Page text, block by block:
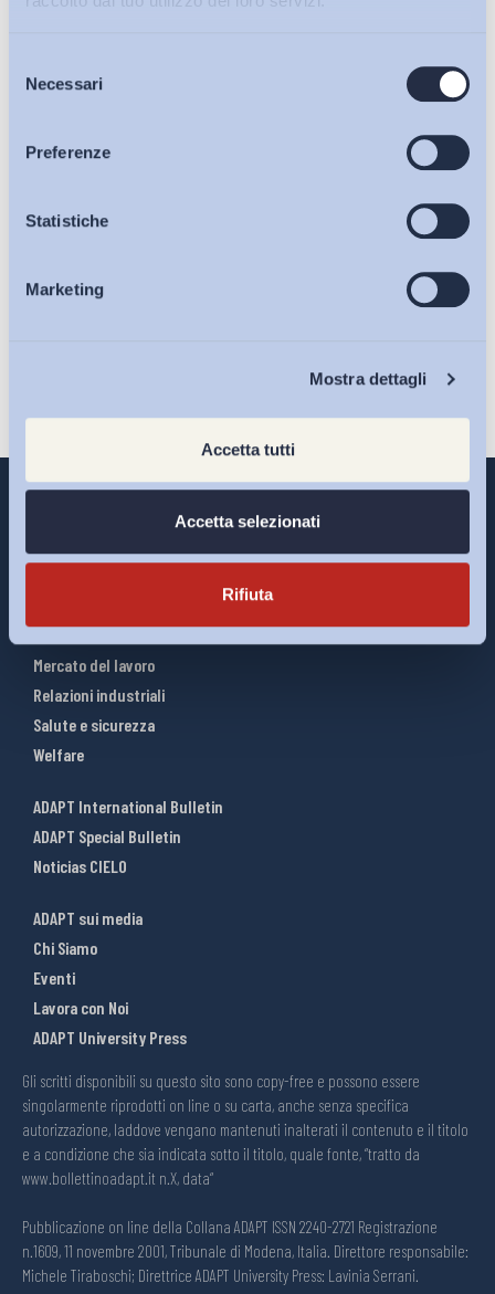
delNecessari
Preferenze
Statistiche
Marketing
Mostra dettagli
Accetta tutti
Accetta selezionati
Rifiuta
Bollettini ADAPT
Articoli
Osservatori
Eventi
Ho letto e Accetto il trattamento dei dati personali descritti
Riforme del lavoro
Mercato del lavoro
Relazioni industriali
Salute e sicurezza
Welfare
ADAPT International Bulletin
ADAPT Special Bulletin
Noticias CIELO
ADAPT sui media
Chi Siamo
Eventi
Lavora con Noi
ADAPT University Press
Gli scritti disponibili su questo sito sono copy-free e possono essere
singolarmente riprodotti on line o su carta, anche senza specifica
autorizzazione, laddove vengano mantenuti inalterati il contenuto e il titolo
e a condizione che sia indicata sotto il titolo, quale fonte, “tratto da
www.bollettinoadapt.it n.X, data“
Pubblicazione on line della Collana ADAPT ISSN 2240-2721 Registrazione
n.1609, 11 novembre 2001, Tribunale di Modena, Italia. Direttore responsabile:
Michele Tiraboschi; Direttrice ADAPT University Press: Lavinia Serrani.